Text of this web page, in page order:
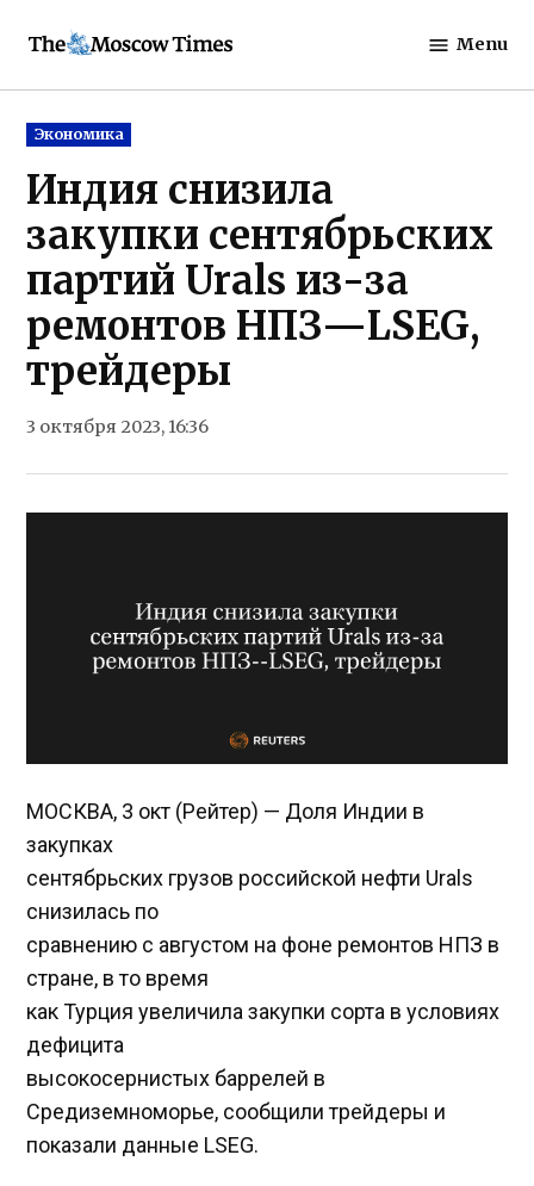
Moscow
Menu
Posted
in
Экономика
Индия снизила
закупки сентябрьских
партий Urals из-за
ремонтов НПЗ—LSEG,
трейдеры
3 октября 2023, 16:36
МОСКВА, 3 окт (Рейтер) — Доля Индии в
закупках
сентябрьских грузов российской нефти Urals
снизилась по
сравнению с августом на фоне ремонтов НПЗ в
стране, в то время
как Турция увеличила закупки сорта в условиях
дефицита
высокосернистых баррелей в
Средиземноморье, сообщили трейдеры и
показали данные LSEG.